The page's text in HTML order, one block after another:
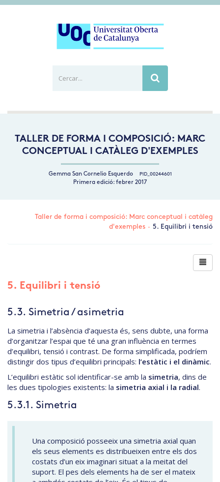
TALLER DE FORMA I COMPOSICIÓ: MARC
CONCEPTUAL I CATÀLEG D'EXEMPLES
Gemma San Cornelio Esquerdo PID_00244601
Primera edició: febrer 2017
Taller de forma i composició: Marc conceptual i catàleg
d'exemples · 5. Equilibri i tensió
5. Equilibri i tensió
5.3. Simetria / asimetria
La simetria i l’absència d’aquesta és, sens dubte, una forma
d’organitzar l’espai que té una gran influència en termes
d’equilibri, tensió i contrast. De forma simplificada, podríem
distingir dos tipus d’equilibri principals: l’estàtic i el dinàmic.
L’equilibri estàtic sol identificar-se amb la simetria, dins de
les dues tipologies existents: la simetria axial i la radial.
5.3.1. Simetria
Una composició posseeix una simetria axial quan
els seus elements es distribueixen entre els dos
costats d’un eix imaginari situat a la meitat del
suport. El pes dels elements ha de ser el mateix